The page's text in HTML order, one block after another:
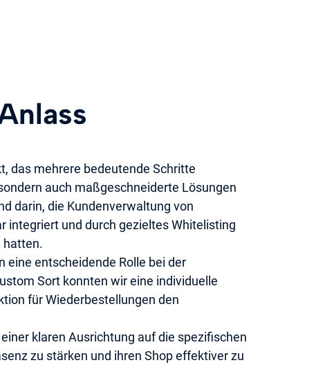
das mehrere bedeutende Schritte
auch maßgeschneiderte Lösungen
darin, die Kundenverwaltung von
integriert und durch gezieltes Whitelisting
hatten.
eine entscheidende Rolle bei der
Sort konnten wir eine individuelle
für Wiederbestellungen den
klaren Ausrichtung auf die spezifischen
zu stärken und ihren Shop effektiver zu